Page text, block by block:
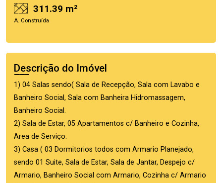
311.39 m²
A. Construída
Descrição do Imóvel
1) 04 Salas sendo( Sala de Recepção, Sala com Lavabo e
Banheiro Social, Sala com Banheira Hidromassagem,
Banheiro Social.
2) Sala de Estar, 05 Apartamentos c/ Banheiro e Cozinha,
Area de Serviço.
3) Casa ( 03 Dormitorios todos com Armario Planejado,
sendo 01 Suite, Sala de Estar, Sala de Jantar, Despejo c/
Armario, Banheiro Social com Armario, Cozinha c/ Armario